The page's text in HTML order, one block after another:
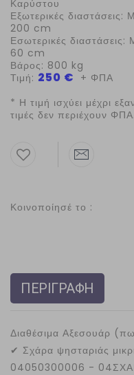
Καρύστου
Εξωτερικές
200 cm
Εσωτερικές
60 cm
Βάρος: 800 kg
Τιμή: 250 € + ΦΠΑ
* Η τιμή ισχύει μέχρι
τιμές δεν περιέχουν ΦΠΑ.
Κοινοποίησέ το :
ΠΕΡΙΓΡΑΦΗ
Διαθέσιμα Αξεσουάρ
✔ Σχάρα ψησταριάς
04050300006 -